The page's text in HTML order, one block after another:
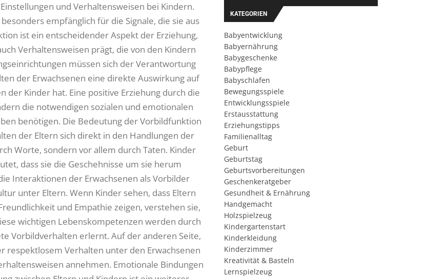
und Verhaltensweisen bei Kindern.
empfänglich für die Signale, die sie aus
ist ein entscheidender Aspekt der Erziehung,
Verhaltensweisen prägt, die von den Kindern
müssen sich der Verantwortung
der Erwachsenen eine direkte Auswirkung auf
der Kinder hat. Eine positive Erziehung durch die
die notwendigen sozialen und emotionalen
benötigen. Die Bedeutung der Vorbildfunktion
der Eltern sich direkt in den Handlungen der
Worte, sondern vor allem durch Taten. Kinder
dass sie die Geschehnisse um sie herum
Interaktionen der Erwachsenen als Vorbilder
unter Eltern. Wenn Kinder sehen, dass Eltern
und Empathie zeigen, verstehen sie,
wichtigen Lebenskompetenzen werden durch
Vorbildverhalten erlernt. Auf der anderen Seite,
respektlosem Verhalten unter den Erwachsenen
annehmen. Emotionale Bindungen
KATEGORIEN
Babyentwicklung
Babyernährung
Babygeschenke
Babypflege
Babyschlafen
Bewegungsspiele
Entwicklungsspiele
Erstausstattung
Erziehungstipps
Familienalltag
Geburt
Geburtstag
Geburtsvorbereitungen
Geschenkeratgeber
Gesundheit & Ernährung
Handgemacht
Holzspielzeug
Kindergartenstart
Kinderkleidung
Kinderzimmer
Kreativität & Basteln
Lernspielzeug